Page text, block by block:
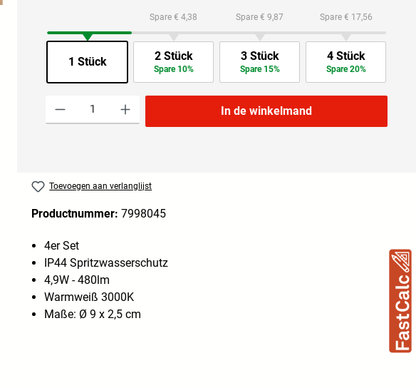
1 Stück
Spare € 4,38
2 Stück
Spare 10%
Spare € 9,87
3 Stück
Spare 15%
Spare € 17,56
4 Stück
Spare 20%
In de winkelmand
Toevoegen aan verlanglijst
Productnummer: 7998045
4er Set
IP44 Spritzwasserschutz
4,9W - 480lm
Warmweiß 3000K
Maße: Ø 9 x 2,5 cm